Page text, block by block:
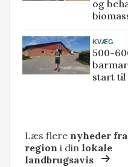
og
KVÆG
500-
start til
Læs flere nyheder
region i dinlokale
landbrugsavis